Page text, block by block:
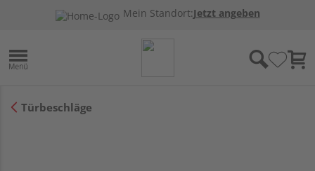
Mein Standort:Jetzt angeben
Türbeschläge